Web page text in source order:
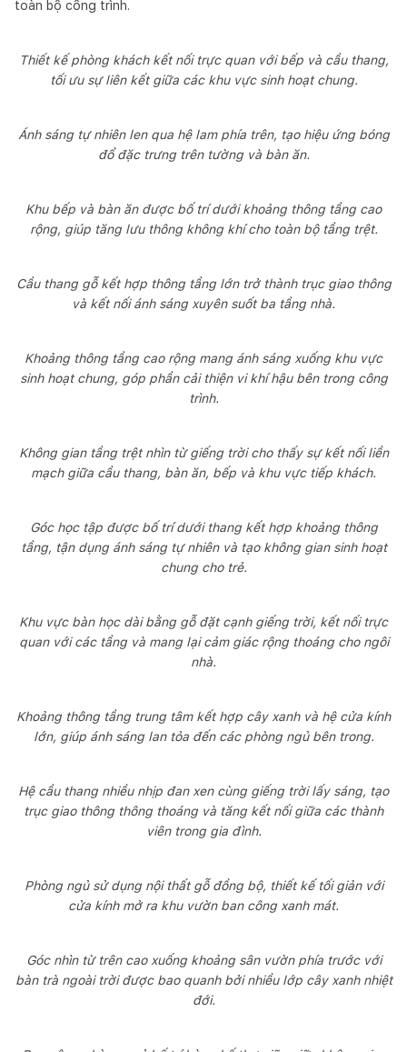
toàn bộ công trình.
Thiết kế phòng khách kết nối trực quan với bếp và cầu thang,
tối ưu sự liên kết giữa các khu vực sinh hoạt chung.
Ánh sáng tự nhiên len qua hệ lam phía trên, tạo hiệu ứng bóng
đổ đặc trưng trên tường và bàn ăn.
Khu bếp và bàn ăn được bố trí dưới khoảng thông tầng cao
rộng, giúp tăng lưu thông không khí cho toàn bộ tầng trệt.
Cầu thang gỗ kết hợp thông tầng lớn trở thành trục giao thông
và kết nối ánh sáng xuyên suốt ba tầng nhà.
Khoảng thông tầng cao rộng mang ánh sáng xuống khu vực
sinh hoạt chung, góp phần cải thiện vi khí hậu bên trong công
trình.
Không gian tầng trệt nhìn từ giếng trời cho thấy sự kết nối liền
mạch giữa cầu thang, bàn ăn, bếp và khu vực tiếp khách.
Góc học tập được bố trí dưới thang kết hợp khoảng thông
tầng, tận dụng ánh sáng tự nhiên và tạo không gian sinh hoạt
chung cho trẻ.
Khu vực bàn học dài bằng gỗ đặt cạnh giếng trời, kết nối trực
quan với các tầng và mang lại cảm giác rộng thoáng cho ngôi
nhà.
Khoảng thông tầng trung tâm kết hợp cây xanh và hệ cửa kính
lớn, giúp ánh sáng lan tỏa đến các phòng ngủ bên trong.
Hệ cầu thang nhiều nhịp đan xen cùng giếng trời lấy sáng, tạo
trục giao thông thông thoáng và tăng kết nối giữa các thành
viên trong gia đình.
Phòng ngủ sử dụng nội thất gỗ đồng bộ, thiết kế tối giản với
cửa kính mở ra khu vườn ban công xanh mát.
Góc nhìn từ trên cao xuống khoảng sân vườn phía trước với
bàn trà ngoài trời được bao quanh bởi nhiều lớp cây xanh nhiệt
đới.